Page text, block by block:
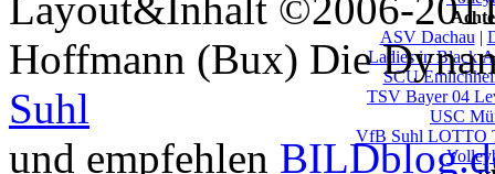
ASV Dachau |
Ladies in Black
SCU
TSV Bayer 04
USC
VfB Suhl LOTTO
Hoffmann (Bux) Die
Suhl
und empfehlen